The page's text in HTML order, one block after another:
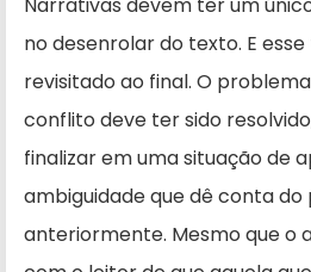
no desenrolar do texto. E
revisitado ao final. O
conflito deve ter sido
finalizar em uma situação de
ambiguidade que dê conta
anteriormente. Mesmo que o